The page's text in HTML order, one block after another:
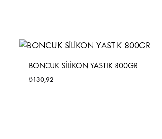
BONCUK SİLİKON YASTIK 800GR
₺130,92